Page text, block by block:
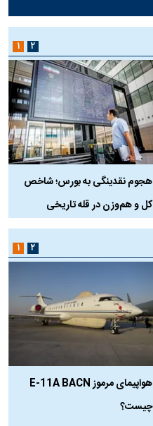
هجوم نقدینگی به بورس؛ شاخص
کل و هم‌وزن در قله تاریخی
۱ ۲
هواپیمای مرموز E-11A BACN
چیست؟
۱ ۲